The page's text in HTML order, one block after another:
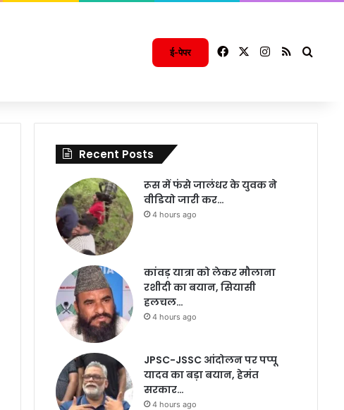
ई-पेपर FacebookInstagram
RSS
Recent Posts
रूस में फंसे जालंधर के युवक ने
वीडियो जारी कर…
4 hours ago
कांवड़ यात्रा को लेकर मौलाना
रशीदी का बयान, सियासी
हलचल…
4 hours ago
JPSC-JSSC आंदोलन पर पप्पू
यादव का बड़ा बयान, हेमंत
सरकार…
4 hours ago